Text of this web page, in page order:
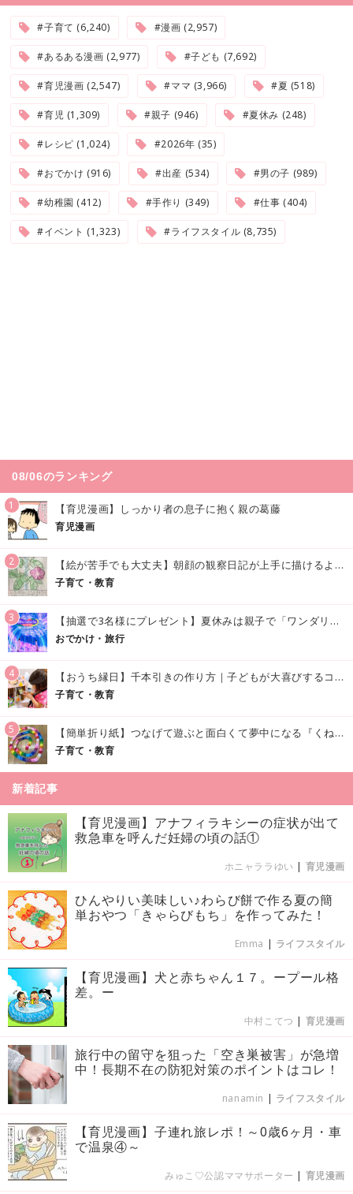
#子育て (6,240) #漫画 (2,957)
#あるある漫画 (2,977) #子ども (7,692)
#育児漫画 (2,547) #ママ (3,966) #夏 (518)
#育児 (1,309) #親子 (946) #夏休み (248)
#レシピ (1,024) #2026年 (35)
#おでかけ (916) #出産 (534) #男の子 (989)
#幼稚園 (412) #手作り (349) #仕事 (404)
#イベント (1,323) #ライフスタイル (8,735)
08/06のランキング
1 【育児漫画】しっかり者の息子に抱く親の葛藤
育児漫画
2 【絵が苦手でも大丈夫】朝顔の観察日記が上手に描けるようになる方法｜イラスト付き
子育て・教育
3 【抽選で3名様にプレゼント】夏休みは親子で「ワンダリア横浜」へ！涼しく学んで遊べる話題の没入型施設をご紹介
おでかけ・旅行
4 【おうち縁日】千本引きの作り方｜子どもが大喜びするコツやアイデア♪
子育て・教育
5 【簡単折り紙】つなげて遊ぶと面白くて夢中になる『くねくねへびさんの作り方』
子育て・教育
新着記事
【育児漫画】アナフィラキシーの症状が出て
救急車を呼んだ妊婦の頃の話①
ホニャララゆい | 育児漫画
ひんやりい美味しい♪わらび餅で作る夏の簡
単おやつ「きゃらびもち」を作ってみた！
Emma | ライフスタイル
【育児漫画】犬と赤ちゃん１７。ープール格
差。ー
中村こてつ | 育児漫画
旅行中の留守を狙った「空き巣被害」が急増
中！長期不在の防犯対策のポイントはコレ！
nanamin | ライフスタイル
【育児漫画】子連れ旅レポ！～0歳6ヶ月・車
で温泉④～
みゅこ♡公認ママサポーター | 育児漫画